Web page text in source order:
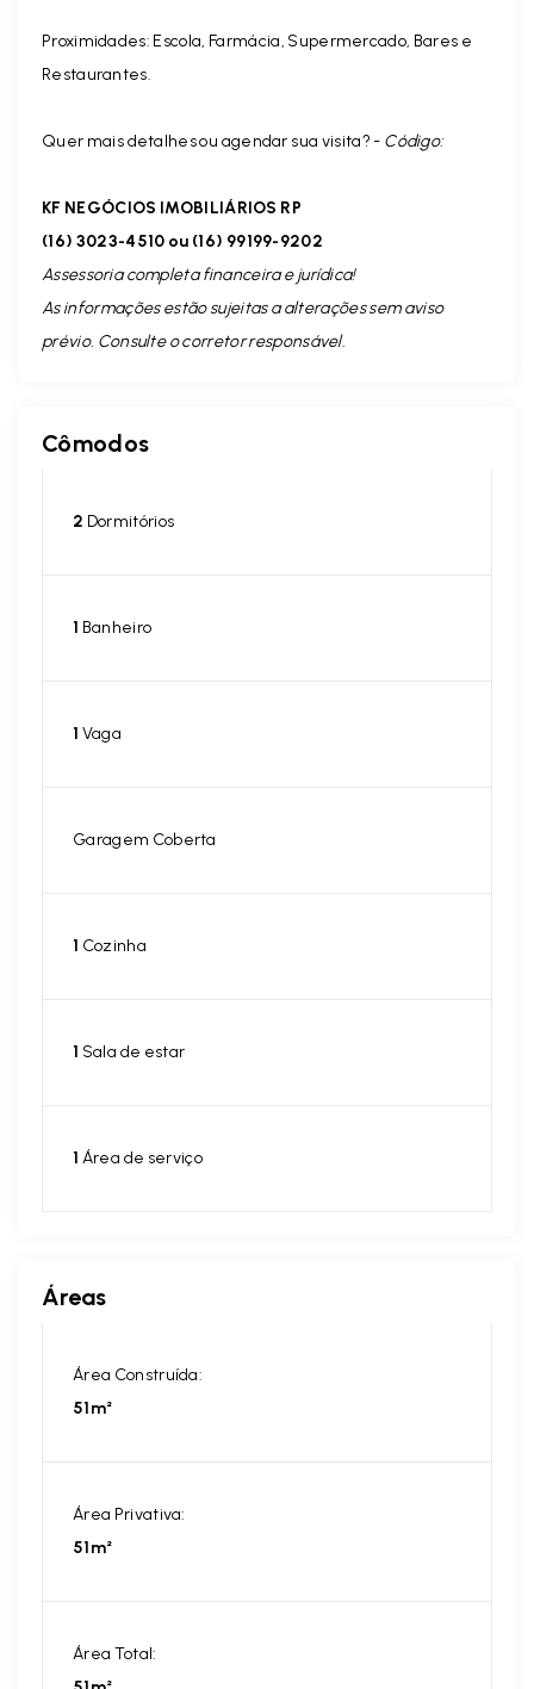
Proximidades: Escola, Farmácia, Supermercado, Bares e
Restaurantes.
Quer mais detalhes ou agendar sua visita? - Código:
KF NEGÓCIOS IMOBILIÁRIOS RP
(16) 3023-4510 ou (16) 99199-9202
Assessoria completa financeira e jurídica!
As informações estão sujeitas a alterações sem aviso
prévio. Consulte o corretor responsável.
Cômodos
2 Dormitórios
1 Banheiro
1 Vaga
Garagem Coberta
1 Cozinha
1 Sala de estar
1 Área de serviço
Áreas
Área Construída:
51m²
Área Privativa:
51m²
Área Total: